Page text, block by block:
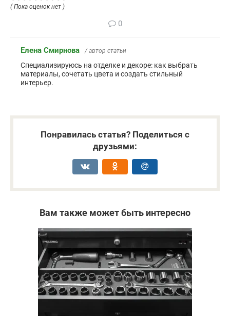
( Пока оценок нет )
0
Елена Смирнова / автор статьи
Специализируюсь на отделке и декоре: как выбрать
материалы, сочетать цвета и создать стильный
интерьер.
Понравилась статья? Поделиться с
друзьями:
Вам также может быть интересно